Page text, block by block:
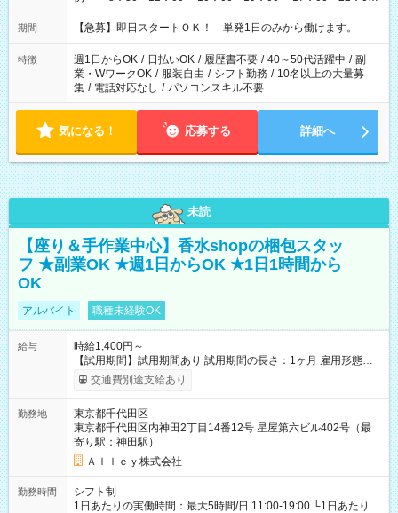
・13：00～22：00 ・22：00～翌6：00 など
期間 【急募】即日スタートＯＫ！ 単発1日のみから働けます。
特徴 週1日からOK / 日払いOK / 履歴書不要 / 40～50代活躍中 / 副
業・WワークOK / 服装自由 / シフト勤務 / 10名以上の大量募
集 / 電話対応なし / パソコンスキル不要
気になる！ 応募する 詳細へ
未読
【座り＆手作業中心】香水shopの梱包スタッ
フ ★副業OK ★週1日からOK ★1日1時間から
OK
アルバイト 職種未経験OK
給与
時給1,400円～
【試用期間】試用期間あり 試用期間の長さ：1ヶ月 雇用形態、
給与は本採用時と同じです。
交通費別途支給あり
勤務地
東京都千代田区
東京都千代田区内神田2丁目14番12号 星屋第六ビル402号（最
寄り駅：神田駅）
Ａｌｌｅｙ株式会社
勤務時間
シフト制
1日あたりの実働時間：最大5時間/日 11:00-19:00 └1日あたりの